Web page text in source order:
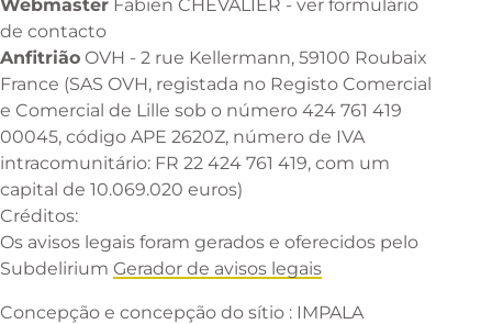
Webmaster Fabien CHEVALIER - ver formulário
de contacto
Anfitrião OVH - 2 rue Kellermann, 59100 Roubaix
France (SAS OVH, registada no Registo Comercial
e Comercial de Lille sob o número 424 761 419
00045, código APE 2620Z, número de IVA
intracomunitário: FR 22 424 761 419, com um
capital de 10.069.020 euros)
Créditos:
Os avisos legais foram gerados e oferecidos pelo
Subdelirium Gerador de avisos legais
Concepção e concepção do sítio : IMPALA